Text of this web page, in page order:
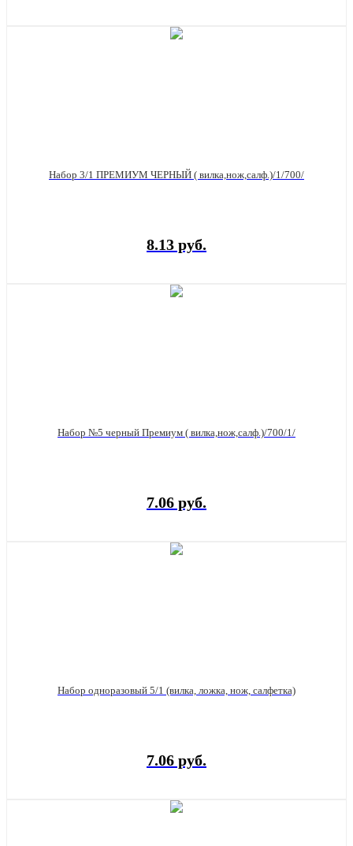
Набор 3/1 ПРЕМИУМ ЧЕРНЫЙ ( вилка,нож,салф.)/1/700/
8.13 руб.
Набор №5 черный Премиум ( вилка,нож,салф.)/700/1/
7.06 руб.
Набор одноразовый 5/1 (вилка, ложка, нож, салфетка)
7.06 руб.